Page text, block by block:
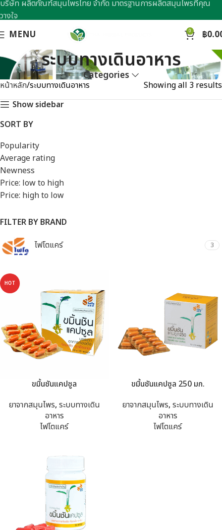
MENU 0 ฿
ระบบทางเดินอาหาร
Categories
หน้าหลัก ระบบทางเดินอาหาร
Showing all 3 results
Show sidebar
SORT BY
Popularity
Average rating
Newness
Price: low to high
Price: high to low
FILTER BY BRAND
ไฟโตแคร์
3
HOT
ขมิ้นชันแคปซูล
ยาจากสมุนไพร, ระบบทางเดิน
อาหาร
ไฟโตแคร์
ขมิ้นชันแคปซูล 250 มก.
ยาจากสมุนไพร, ระบบทางเดิน
อาหาร
ไฟโตแคร์
บริษัท ผลิตภัณฑ์สมุนไพรไทย จำกัด มาตรฐานการผลิตสมุนไพรที่คุณ
วางใจ